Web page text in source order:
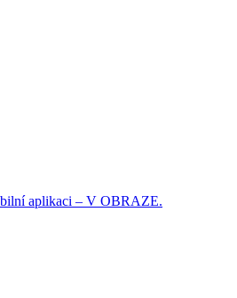
aplikaci – V OBRAZE.